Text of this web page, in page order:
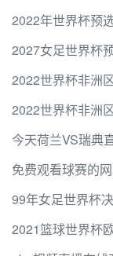
2022年世界杯预
2027女足世界杯
2022世界杯非洲
2022世界杯非洲
今天荷兰VS瑞典
免费观看球赛的
99年女足世界杯
2021篮球世界杯